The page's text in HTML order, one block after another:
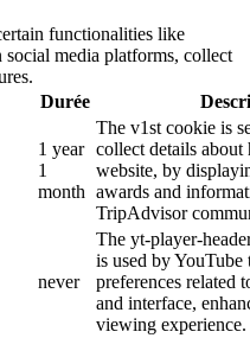
functionalities like
media platforms, collect
Durée
1 year
1
month
The v1st cookie is
collect details
website, by
awards and
TripAdvisor
never
The yt-player-
is used by YouTube
preferences related
and interface,
viewing experience.